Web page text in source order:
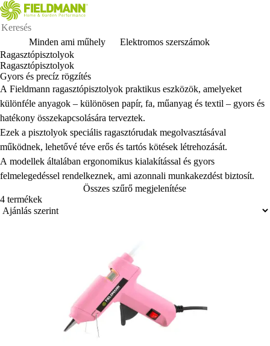
Minden ami műhely
Elektromos szerszámok
Ragasztópisztolyok
Ragasztópisztolyok
Gyors és precíz rögzítés
A Fieldmann ragasztópisztolyok praktikus eszközök, amelyeket
különféle anyagok – különösen papír, fa, műanyag és textil – gyors és
hatékony összekapcsolására terveztek.
Ezek a pisztolyok speciális ragasztórudak megolvasztásával
működnek, lehetővé téve erős és tartós kötések létrehozását.
A modellek általában ergonomikus kialakítással és gyors
felmelegedéssel rendelkeznek, ami azonnali munkakezdést biztosít.
Összes szűrő megjelenítése
4 termékek